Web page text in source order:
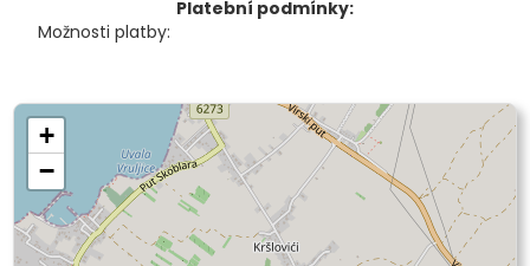
Platební podmínky:
Možnosti platby:
+
−